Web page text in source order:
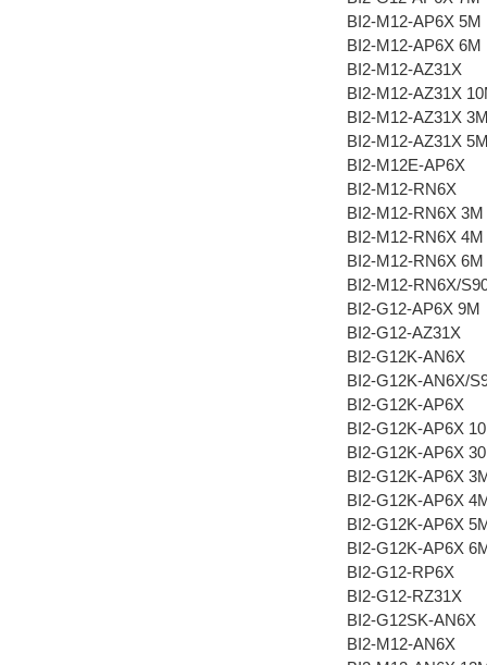
BI2-M12-AP6X 5M
BI2-M12-AP6X 6M
BI2-M12-AZ31X
BI2-M12-AZ31X
BI2-M12-AZ31X
BI2-M12-AZ31X
BI2-M12E-AP6X
BI2-M12-RN6X
BI2-M12-RN6X 3M
BI2-M12-RN6X 4M
BI2-M12-RN6X 6M
BI2-M12-RN6X/
BI2-G12-AP6X 9M
BI2-G12-AZ31X
BI2-G12K-AN6X
BI2-G12K-AN6X/
BI2-G12K-AP6X
BI2-G12K-AP6X
BI2-G12K-AP6X
BI2-G12K-AP6X
BI2-G12K-AP6X
BI2-G12K-AP6X
BI2-G12K-AP6X
BI2-G12-RP6X
BI2-G12-RZ31X
BI2-G12SK-AN6X
BI2-M12-AN6X